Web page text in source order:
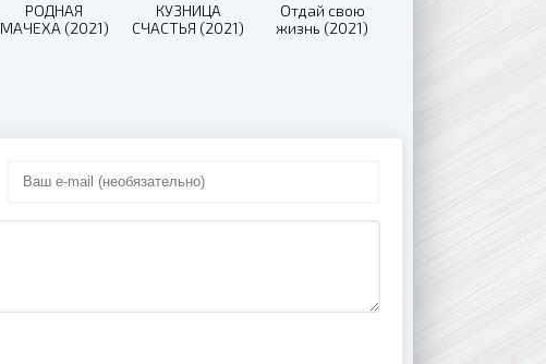
РОДНАЯ
МАЧЕХА (2021)
КУЗНИЦА
СЧАСТЬЯ (2021)
Отдай свою
жизнь (2021)